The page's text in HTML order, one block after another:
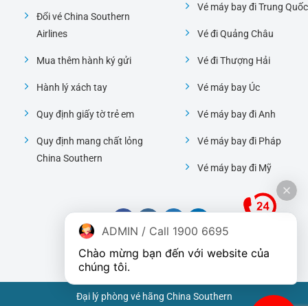
Đổi vé China Southern
Airlines
Mua thêm hành ký gửi
Hành lý xách tay
Quy định giấy tờ trẻ em
Quy định mang chất lỏng
China Southern
Vé máy bay đi Trung Quốc
Vé đi Quảng Châu
Vé đi Thượng Hải
Vé máy bay Úc
Vé máy bay đi Anh
Vé máy bay đi Pháp
Vé máy bay đi Mỹ
Đại lý phòng vé hãng China Southern
ADMIN / Call 1900 6695
Chào mừng bạn đến với website của
chúng tôi.